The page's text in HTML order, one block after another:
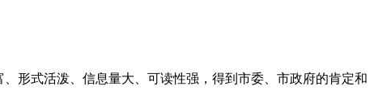
形式活泼、信息量大、可读性强，得到市委、市政府的肯定和